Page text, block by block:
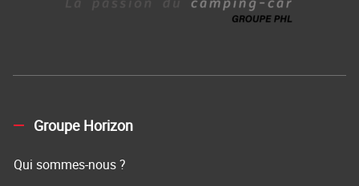
Groupe Horizon
Qui sommes-nous ?